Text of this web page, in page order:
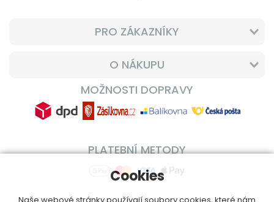
PRO ZÁKAZNÍKY
O NÁKUPU
MOŽNOSTI DOPRAVY
PLATEBNÍ METODY
Cookies